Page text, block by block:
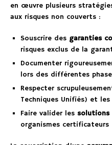
en œuvre plusieurs
aux risques non couverts :
Souscrire des garanties
risques exclus de la
Documenter
lors des différentes
Respecter
Techniques Unifiés) et
Faire valider les solutions
organismes certificateurs